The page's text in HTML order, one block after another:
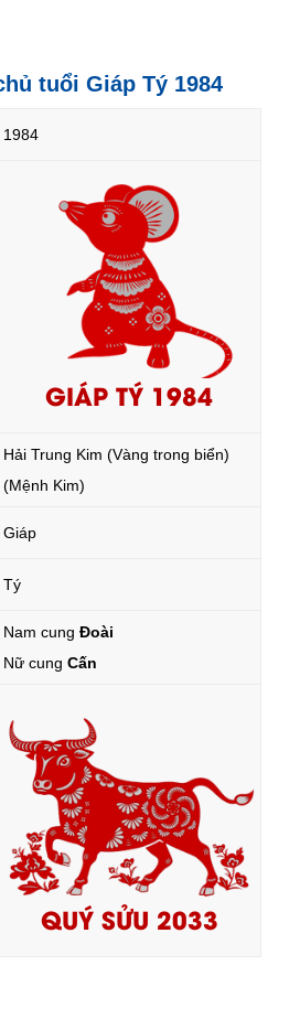
tuổi Giáp Tý 1984
1984
GIÁP TÝ 1984
Hải Trung Kim (Vàng trong biển)
(Mệnh Kim)
Giáp
Tý
Nam cung Đoài
Nữ cung Cấn
QUÝ SỬU 2033